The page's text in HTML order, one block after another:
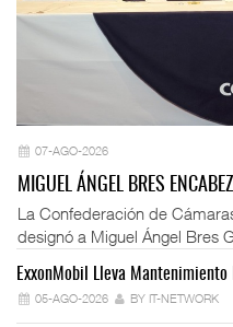
07-AGO-2026
MIGUEL ÁNGEL BRES
La Confederación de
designó a Miguel Ángel Bres
ExxonMobil Lleva Mantenimiento
05-AGO-2026 BY IT-NETWORK